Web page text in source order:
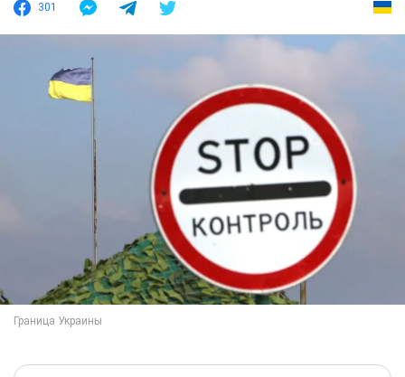
301